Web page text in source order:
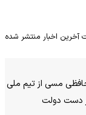
آخرین اخبار منتشر شده
مسی از تیم ملی
دست دولت